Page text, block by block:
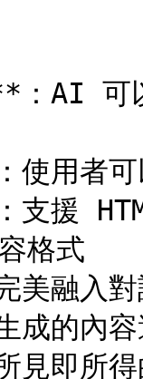
AI 可
用者可
援
格式
融入對
的內容
即所得